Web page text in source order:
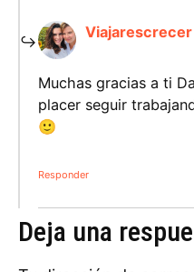
Viajarescrecer
Muchas gracias a ti
placer seguir
🙂
Responder
Deja una